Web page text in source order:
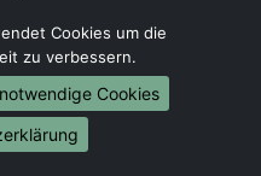
nach Berlin
nach Hamburg
nach München
Cookies um die
zu verbessern.
Cookies